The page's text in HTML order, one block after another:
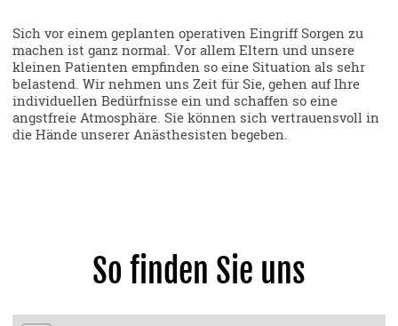
Sich vor einem geplanten operativen Eingriff Sorgen zu
machen ist ganz normal. Vor allem Eltern und unsere
kleinen Patienten empfinden so eine Situation als sehr
belastend. Wir nehmen uns Zeit für Sie, gehen auf Ihre
individuellen Bedürfnisse ein und schaffen so eine
angstfreie Atmosphäre. Sie können sich vertrauensvoll in
die Hände unserer Anästhesisten begeben.
So finden Sie uns